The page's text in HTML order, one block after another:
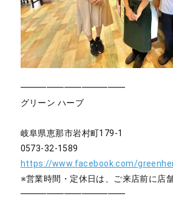
━━━━━━━━━━━━
グリーン ハーブ
岐阜県恵那市岩村町179-1
0573-32-1589
https://www.facebook.com/
※営業時間・定休日は、ご来店前に店
━━━━━━━━━━━━